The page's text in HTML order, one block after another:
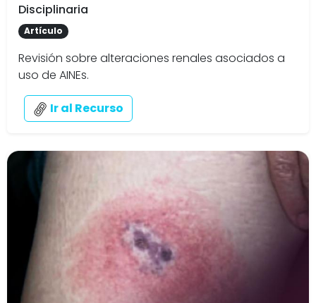
Disciplinaria
Artículo
Revisión sobre alteraciones renales asociados a
uso de AINEs.
Ir al Recurso